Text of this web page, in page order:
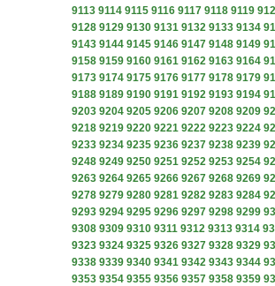
9113 9114 9115 9116 9117 9118 9119
9128 9129 9130 9131 9132 9133 9134
9143 9144 9145 9146 9147 9148 9149
9158 9159 9160 9161 9162 9163 9164
9173 9174 9175 9176 9177 9178 9179
9188 9189 9190 9191 9192 9193 9194
9203 9204 9205 9206 9207 9208 9209
9218 9219 9220 9221 9222 9223 9224
9233 9234 9235 9236 9237 9238 9239
9248 9249 9250 9251 9252 9253 9254
9263 9264 9265 9266 9267 9268 9269
9278 9279 9280 9281 9282 9283 9284
9293 9294 9295 9296 9297 9298 9299
9308 9309 9310 9311 9312 9313 9314
9323 9324 9325 9326 9327 9328 9329
9338 9339 9340 9341 9342 9343 9344
9353 9354 9355 9356 9357 9358 9359